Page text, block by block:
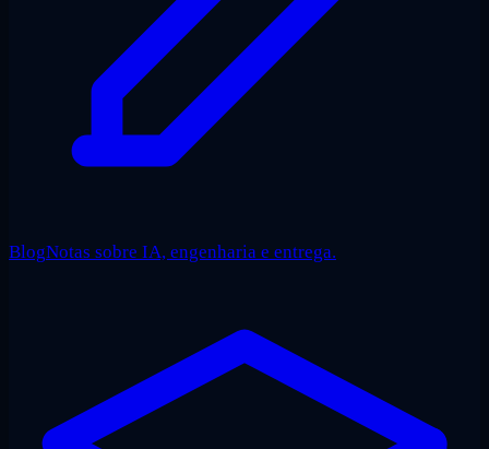
BlogNotas sobre IA, engenharia e entrega.